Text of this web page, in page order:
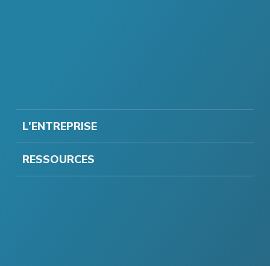
L'ENTREPRISE
RESSOURCES